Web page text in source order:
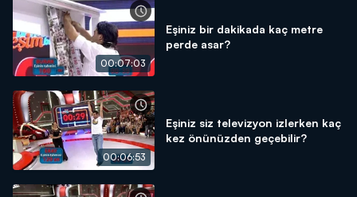
00:07:03
Eşiniz bir dakikada kaç metre
perde asar?
00:06:53
Eşiniz siz televizyon izlerken kaç
kez önünüzden geçebilir?